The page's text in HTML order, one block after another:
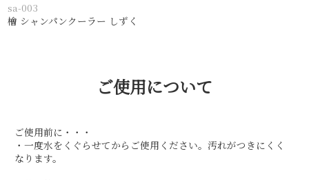
sa-003
檜 シャンパンクーラー しずく
ご使用について
ご使用前に・・・
・一度水をくぐらせてからご使用ください。汚れがつきにくく
なります。